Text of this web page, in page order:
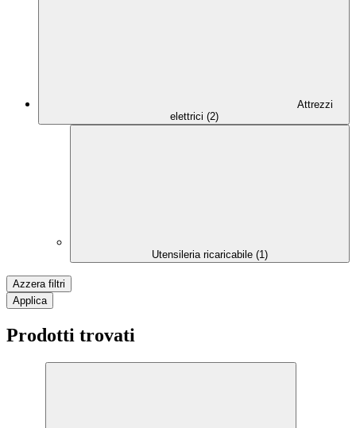
Attrezzi
elettrici (2)
Utensileria ricaricabile (1)
Azzera filtri
Applica
Prodotti trovati